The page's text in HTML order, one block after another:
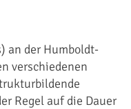
an der Humboldt-
verschiedenen
Regel auf die Dauer